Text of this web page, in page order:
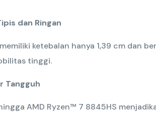
dan Ringan
ketebalan hanya 1,39 cm dan
tinggi.
Tangguh
AMD Ryzen™ 7 8845HS